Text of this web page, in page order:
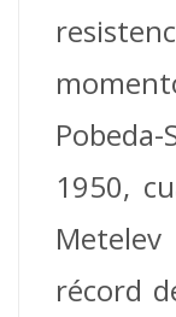
1950,
récord